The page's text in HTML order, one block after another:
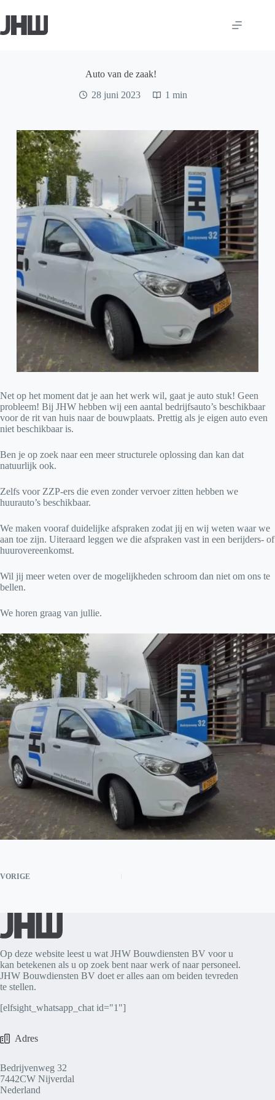
naar
de
inhoud
Auto van de zaak!
28 juni 2023
1 min
Net op het moment dat je aan het werk wil, gaat je auto stuk! Geen
probleem! Bij JHW hebben wij een aantal bedrijfsauto’s beschikbaar
voor de rit van huis naar de bouwplaats. Prettig als je eigen auto even
niet beschikbaar is.
Ben je op zoek naar een meer structurele oplossing dan kan dat
natuurlijk ook.
Zelfs voor ZZP-ers die even zonder vervoer zitten hebben we
huurauto’s beschikbaar.
We maken vooraf duidelijke afspraken zodat jij en wij weten waar we
aan toe zijn. Uiteraard leggen we die afspraken vast in een berijders- of
huurovereenkomst.
Wil jij meer weten over de mogelijkheden schroom dan niet om ons te
bellen.
We horen graag van jullie.
VORIGE
Op deze website leest u wat JHW Bouwdiensten BV voor u
kan betekenen als u op zoek bent naar werk of naar personeel.
JHW Bouwdiensten BV doet er alles aan om beiden tevreden
te stellen.
[elfsight_whatsapp_chat id="1"]
Adres
Bedrijvenweg 32
7442CW Nijverdal
Nederland